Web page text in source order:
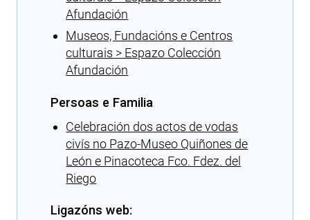
Afundación
Museos, Fundacións e Centros
culturais > Espazo Colección
Afundación
Persoas e Familia
Celebración dos actos de vodas
civís no Pazo-Museo Quiñones de
León e Pinacoteca Fco. Fdez. del
Riego
Ligazóns web: